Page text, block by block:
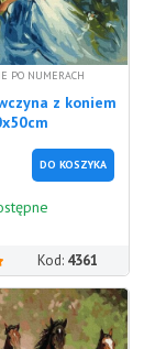
PO NUMERACH
z koniem
DO KOSZYKA
Kod: 4361